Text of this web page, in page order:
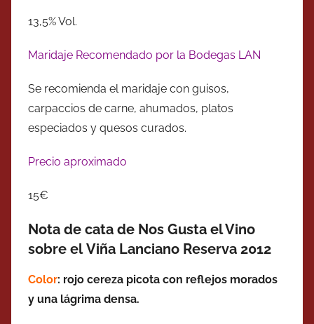
13,5% Vol.
Maridaje Recomendado por la Bodegas LAN
Se recomienda el maridaje con guisos,
carpaccios de carne, ahumados, platos
especiados y quesos curados.
Precio aproximado
15€
Nota de cata de Nos Gusta el Vino
sobre el Viña Lanciano Reserva 2012
Color: rojo cereza picota con reflejos morados
y una lágrima densa.